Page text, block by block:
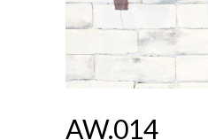
AW.014